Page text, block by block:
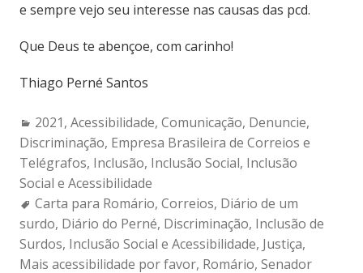
e sempre vejo seu interesse nas causas das pcd.
Que Deus te abençoe, com carinho!
Thiago Perné Santos
Categories:
2021, Acessibilidade, Comunicação, Denuncie,
Discriminação, Empresa Brasileira de Correios e
Telégrafos, Inclusão, Inclusão Social, Inclusão
Social e Acessibilidade
Tags:
Carta para Romário, Correios, Diário de um
surdo, Diário do Perné, Discriminação, Inclusão de
Surdos, Inclusão Social e Acessibilidade, Justiça,
Mais acessibilidade por favor, Romário, Senador